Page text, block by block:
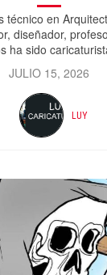
técnico en
diseñador,
ha sido
JULIO 15, 2026
LUY